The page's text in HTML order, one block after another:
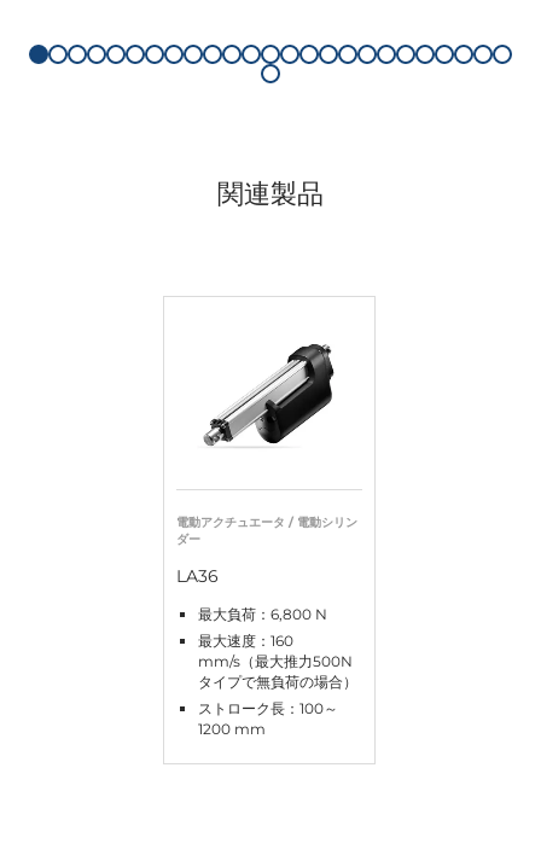
関連製品
電動アクチュエータ / 電動シリン
ダー
LA36
最大負荷：6,800 N
最大速度：160
mm/s（最大推力500N
タイプで無負荷の場合）
ストローク長：100～
1200 mm